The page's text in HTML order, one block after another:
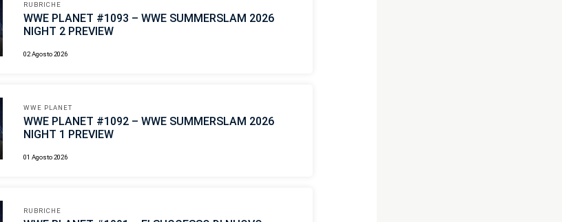
RUBRICHE
WWE PLANET #1093 – WWE SUMMERSLAM 2026
NIGHT 2 PREVIEW
02 Agosto 2026
WWE PLANET
WWE PLANET #1092 – WWE SUMMERSLAM 2026
NIGHT 1 PREVIEW
01 Agosto 2026
RUBRICHE